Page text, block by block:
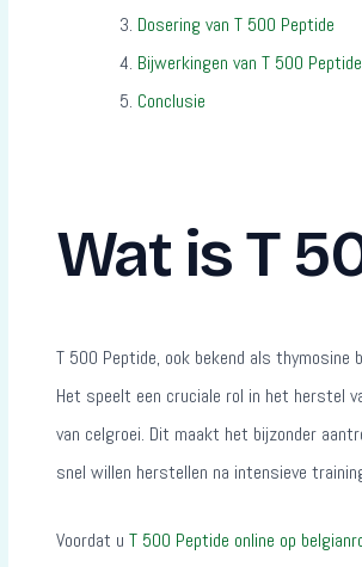
Dosering van T 500 Peptide
Bijwerkingen van T 500 Peptide
Conclusie
Wat is T
T 500 Peptide, ook bekend als
Het speelt een cruciale rol in het herstel
van celgroei. Dit maakt het bijzonder
snel willen herstellen na intensieve
Voordat u T 500 Peptide online op